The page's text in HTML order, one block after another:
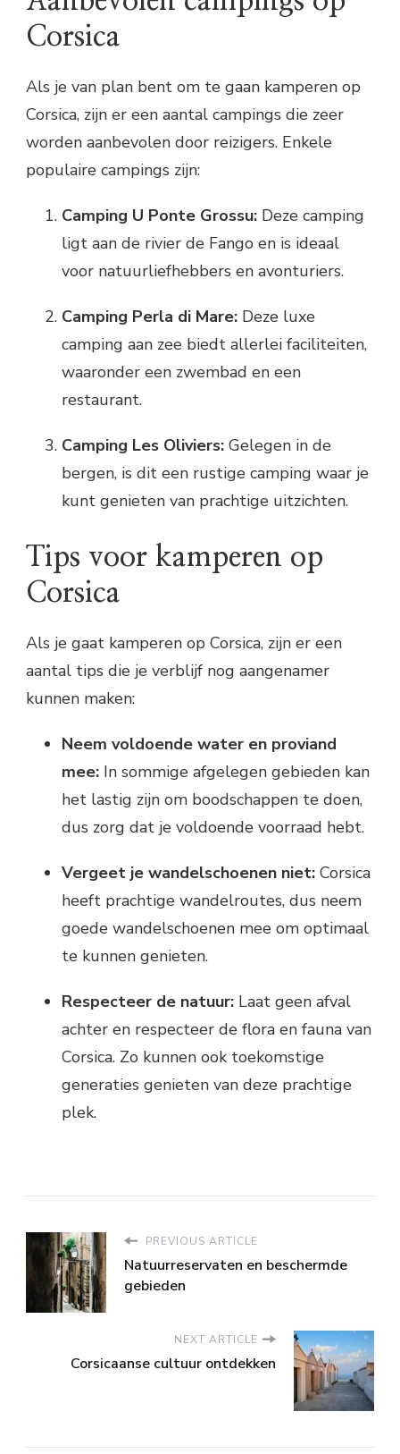
Corsica
Als je van plan bent om te gaan kamperen op
Corsica, zijn er een aantal campings die zeer
worden aanbevolen door reizigers. Enkele
populaire campings zijn:
Camping U Ponte Grossu: Deze camping
ligt aan de rivier de Fango en is ideaal
voor natuurliefhebbers en avonturiers.
Camping Perla di Mare: Deze luxe
camping aan zee biedt allerlei faciliteiten,
waaronder een zwembad en een
restaurant.
Camping Les Oliviers: Gelegen in de
bergen, is dit een rustige camping waar je
kunt genieten van prachtige uitzichten.
Tips voor kamperen op
Corsica
Als je gaat kamperen op Corsica, zijn er een
aantal tips die je verblijf nog aangenamer
kunnen maken:
Neem voldoende water en proviand
mee: In sommige afgelegen gebieden kan
het lastig zijn om boodschappen te doen,
dus zorg dat je voldoende voorraad hebt.
Vergeet je wandelschoenen niet: Corsica
heeft prachtige wandelroutes, dus neem
goede wandelschoenen mee om optimaal
te kunnen genieten.
Respecteer de natuur: Laat geen afval
achter en respecteer de flora en fauna van
Corsica. Zo kunnen ook toekomstige
generaties genieten van deze prachtige
plek.
PREVIOUS ARTICLE
Natuurreservaten en beschermde
gebieden
NEXT ARTICLE
Corsicaanse cultuur ontdekken